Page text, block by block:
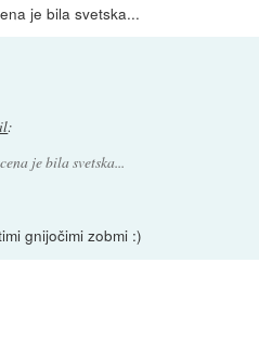
je bila svetska...
:
je bila svetska...
gnijočimi zobmi :)